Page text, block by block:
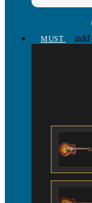
MUST
add